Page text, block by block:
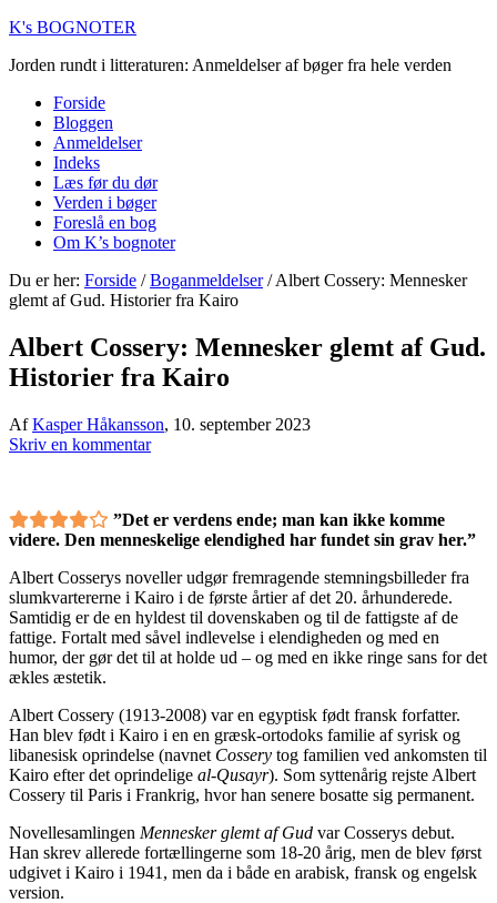
K's BOGNOTER
Jorden rundt i litteraturen: Anmeldelser af bøger fra hele verden
Forside
Bloggen
Anmeldelser
Indeks
Læs før du dør
Verden i bøger
Foreslå en bog
Om K’s bognoter
Du er her: Forside / Boganmeldelser /Albert Cossery: Mennesker
glemt af Gud. Historier fra Kairo
Albert Cossery: Mennesker glemt af Gud.
Historier fra Kairo
AfKasper Håkansson, 10. september 2023
Skriv en kommentar
”Det er verdens ende; man kan ikke komme
videre. Den menneskelige elendighed har fundet sin grav her.”
Albert Cosserys noveller udgør fremragende stemningsbilleder fra
slumkvartererne i Kairo i de første årtier af det 20. århunderede.
Samtidig er de en hyldest til dovenskaben og til de fattigste af de
fattige. Fortalt med såvel indlevelse i elendigheden og med en
humor, der gør det til at holde ud – og med en ikke ringe sans for det
ækles æstetik.
Albert Cossery (1913-2008) var en egyptisk født fransk forfatter.
Han blev født i Kairo i en en græsk-ortodoks familie af syrisk og
libanesisk oprindelse (navnet Cossery tog familien ved ankomsten til
Kairo efter det oprindelige al-Qusayr). Som syttenårig rejste Albert
Cossery til Paris i Frankrig, hvor han senere bosatte sig permanent.
Novellesamlingen Mennesker glemt af Gud var Cosserys debut.
Han skrev allerede fortællingerne som 18-20 årig, men de blev først
udgivet i Kairo i 1941, men da i både en arabisk, fransk og engelsk
version.